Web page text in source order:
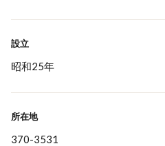
設立
昭和25年
所在地
370-3531